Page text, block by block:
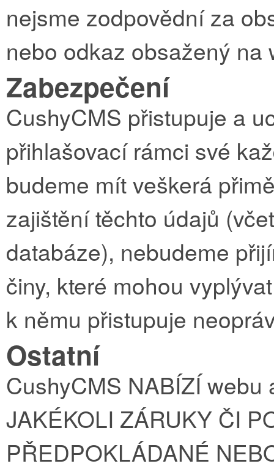
nejsme zodpovědní za
nebo odkaz obsažený na
Zabezpečení
CushyCMS přistupuje a
přihlašovací rámci své
budeme mít veškerá
zajištění těchto údajů
databáze), nebudeme
činy, které mohou
k němu přistupuje
Ostatní
CushyCMS NABÍZÍ webu
JAKÉKOLI ZÁRUKY ČI
PŘEDPOKLÁDANÉ